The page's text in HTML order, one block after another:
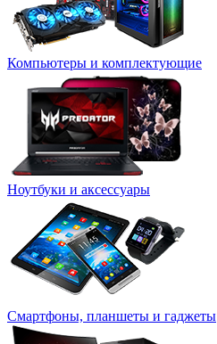
Компьютеры и комплектующие
Ноутбуки и аксессуары
Смартфоны, планшеты и гаджеты